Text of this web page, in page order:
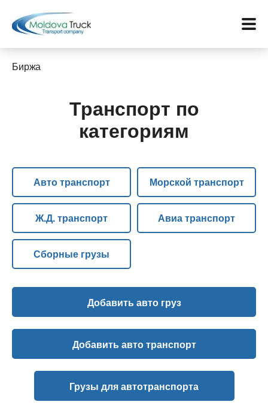
Услуги
Контакты
Биржа
Язык:
Биржа
Транспорт по
категориям
Авто транспорт Морской транспорт
Ж.Д. транспорт Авиа транспорт
Сборные грузы
Добавить авто груз
Добавить авто транспорт
Грузы для автотранспорта